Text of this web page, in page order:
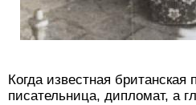
Когда известная британская
писательница, дипломат, а